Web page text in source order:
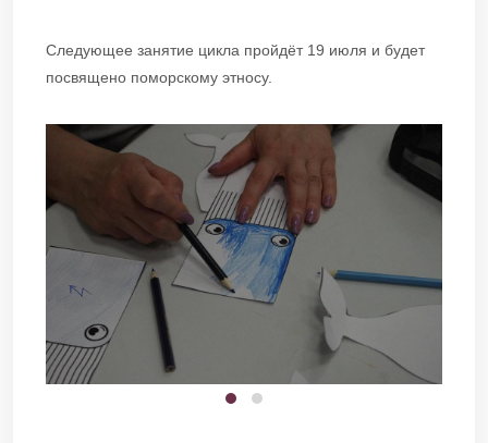
Следующее занятие цикла пройдёт 19 июля и будет
посвящено поморскому этносу.